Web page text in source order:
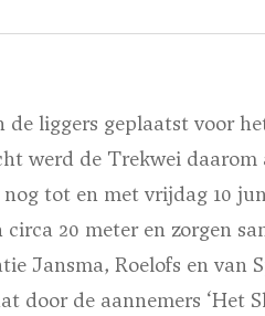
de liggers geplaatst voor
werd de Trekwei
tot en met vrijdag 10
20 meter en zorgen
Jansma, Roelofs en van
door de aannemers ‘Het